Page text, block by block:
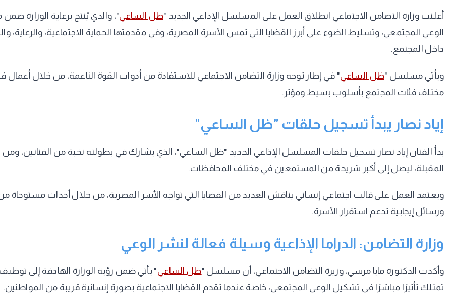
أعلنت وزارة التضامن الاجتماعي انطلاق العمل على المسلسل الإذاعي الجديد "ظل الساعي"، والذي يُنتج برعاية الوزارة
الوعي المجتمعي، وتسليط الضوء على أبرز القضايا التي تمس الأسرة المصرية، وفي مقدمتها الحماية الاجتماعية، والرعاية،
داخل المجتمع.
ويأتي مسلسل "ظل الساعي" في إطار توجه وزارة التضامن الاجتماعي للاستفادة من أدوات القوة الناعمة، من خلال
مختلف فئات المجتمع بأسلوب بسيط ومؤثر.
إياد نصار يبدأ تسجيل حلقات "ظل الساعي"
بدأ الفنان إياد نصار تسجيل حلقات المسلسل الإذاعي الجديد "ظل الساعي"، الذي يشارك في بطولته نخبة من الفنانين، ومن
المقبلة، ليصل إلى أكبر شريحة من المستمعين في مختلف المحافظات.
ويعتمد العمل على قالب اجتماعي إنساني يناقش العديد من القضايا التي تواجه الأسر المصرية، من خلال أحداث
ورسائل إيجابية تدعم استقرار الأسرة.
وزارة التضامن: الدراما الإذاعية وسيلة فعالة لنشر الوعي
وأكدت الدكتورة مايا مرسي، وزيرة التضامن الاجتماعي، أن مسلسل "ظل الساعي" يأتي ضمن رؤية الوزارة الهادفة إلى توظيف
تمتلك تأثيرًا مباشرًا في تشكيل الوعي المجتمعي، خاصة عندما تقدم القضايا الاجتماعية بصورة إنسانية قريبة من المواطنين.